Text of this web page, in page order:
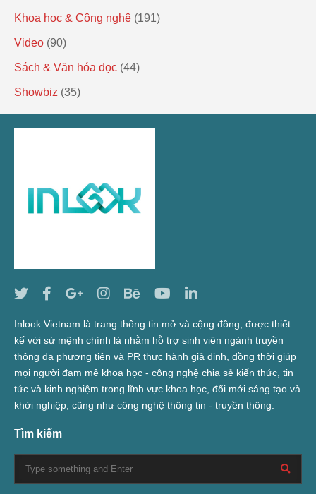
Khoa học & Công nghệ (191)
Video (90)
Sách & Văn hóa đọc (44)
Showbiz (35)
Inlook Vietnam là trang thông tin mở và cộng đồng, được thiết
kế với sứ mệnh chính là nhằm hỗ trợ sinh viên ngành truyền
thông đa phương tiện và PR thực hành giả định, đồng thời giúp
mọi người đam mê khoa học - công nghệ chia sẻ kiến thức, tin
tức và kinh nghiệm trong lĩnh vực khoa học, đổi mới sáng tạo và
khởi nghiệp, cũng như công nghệ thông tin - truyền thông.
Tìm kiếm